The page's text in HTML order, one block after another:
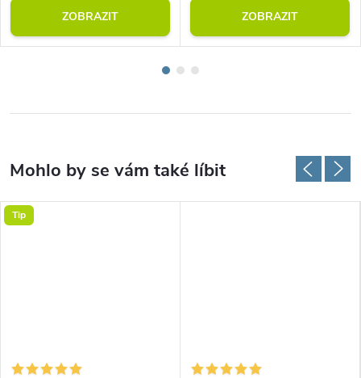
ZOBRAZIT ZOBRAZIT
Tip